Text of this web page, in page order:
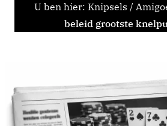
U ben hier: Knipsels /
beleid grootste